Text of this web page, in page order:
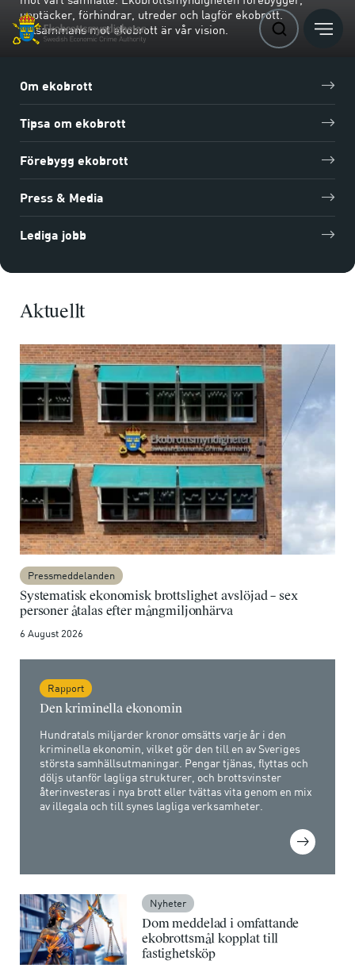
upptäcker, förhindrar, utreder och lagför ekobrott.
Tillsammans mot ekobrott är vår vision.
Om ekobrott
Tipsa om ekobrott
Förebygg ekobrott
Press & Media
Lediga jobb
Aktuellt
Pressmeddelanden
Systematisk ekonomisk brottslighet avslöjad – sex
personer åtalas efter mångmiljonhärva
6 August 2026
Rapport
Den kriminella ekonomin
Hundratals miljarder kronor omsätts varje år i den
kriminella ekonomin, vilket gör den till en av Sveriges
största samhällsutmaningar. Pengar tjänas, flyttas och
döljs utanför lagliga strukturer, och brottsvinster
återinvesteras i nya brott eller tvättas vita genom en mix
av illegala och till synes lagliga verksamheter.
Nyheter
Dom meddelad i omfattande
ekobrottsmål kopplat till
fastighetsköp